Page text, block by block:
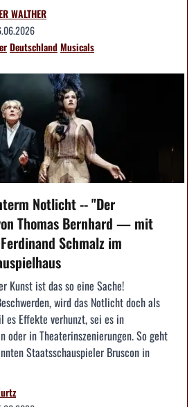
WALTHER
DeutschlandMusicals
Notlicht -- "Der
Thomas Bernhard — mit
Schmalz im
Kunst ist das so eine Sache!
wird das Notlicht doch als
es Effekte verhunzt, sei es in
oder in Theaterinszenierungen. So geht
Staatsschauspieler Bruscon in